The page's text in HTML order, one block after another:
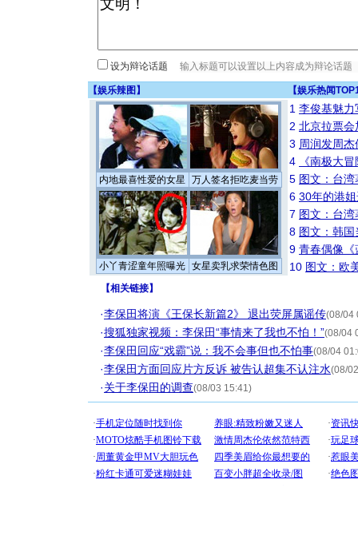
设为辩论话题
【娱乐辣图 】 【娱乐热闻
内地最喜性爱的女星 万人签名拒吃麦当劳
小丫青涩童年照曝光 女星卖乳求荣情色图
1 李俊基魅力
2 北京拉票
3 周润发周
4
《南极大
5 图文：台
6 30年的港
7 图文：台
8 图文：韩
9 青春偶像《
10 图文：欧
【相关链接】
·李保田将演《王保长新篇2》 退出荧屏属谣传(08/04
·搜狐独家视频：李保田“事情来了我也不怕！”(08/04
·李保田回应“戏霸”说：我不会事但也不怕事(08/04
·李保田方面回应片方反诉 被告认超集不认注水(08/
·关于李保田的调查(08/03 15:41)